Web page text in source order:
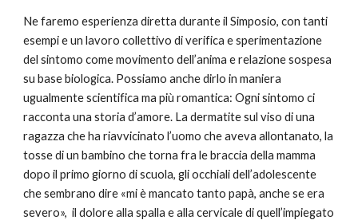
Ne faremo esperienza diretta durante il Simposio, con tanti
esempi e un lavoro collettivo di verifica e sperimentazione
del sintomo come movimento dell’anima e relazione sospesa
su base biologica. Possiamo anche dirlo in maniera
ugualmente scientifica ma più romantica: Ogni sintomo ci
racconta una storia d’amore. La dermatite sul viso di una
ragazza che ha riavvicinato l’uomo che aveva allontanato, la
tosse di un bambino che torna fra le braccia della mamma
dopo il primo giorno di scuola, gli occhiali dell’adolescente
che sembrano dire «mi è mancato tanto papà, anche se era
severo», il dolore alla spalla e alla cervicale di quell’impiegato